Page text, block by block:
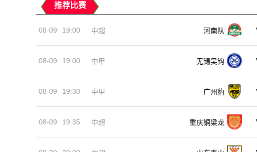
推荐比赛
08-09 19:00 中超 河南队
08-09 19:00 中甲 无锡吴钩
08-09 19:30 中甲 广州豹
08-09 19:35 中超 重庆铜梁龙